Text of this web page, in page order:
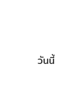
วันนี้